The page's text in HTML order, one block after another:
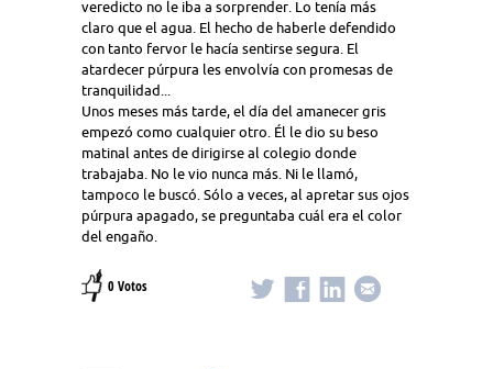
veredicto no le iba a sorprender. Lo tenía más
claro que el agua. El hecho de haberle defendido
con tanto fervor le hacía sentirse segura. El
atardecer púrpura les envolvía con promesas de
tranquilidad...
Unos meses más tarde, el día del amanecer gris
empezó como cualquier otro. Él le dio su beso
matinal antes de dirigirse al colegio donde
trabajaba. No le vio nunca más. Ni le llamó,
tampoco le buscó. Sólo a veces, al apretar sus ojos
púrpura apagado, se preguntaba cuál era el color
del engaño.
0 Votos